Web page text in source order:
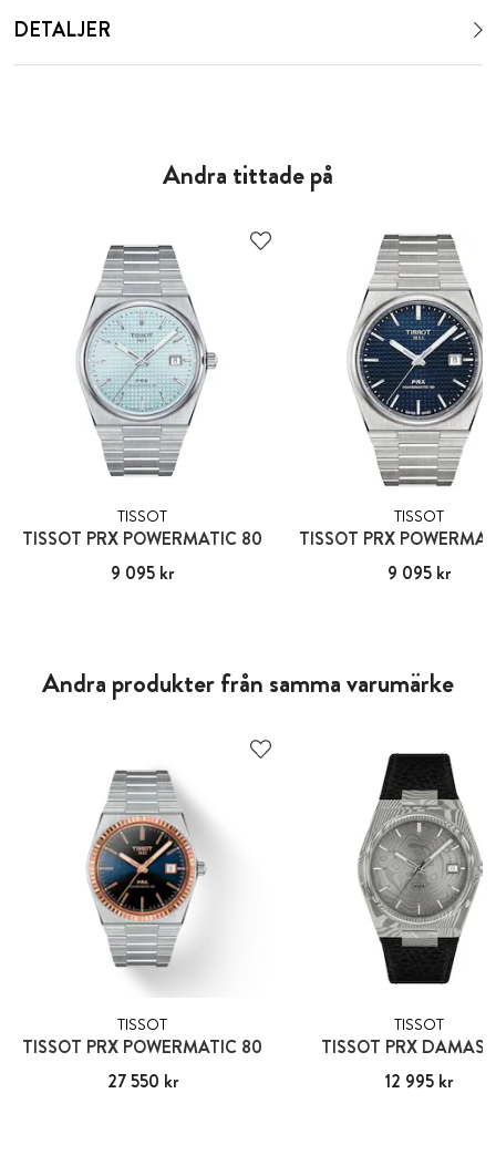
DETALJER
Andra tittade på
TISSOT
TISSOT PRX POWERMATIC 80
Pris :9 095 kr
9 095 kr
TISSOT
TISSOT PRX
Pris :9 095 kr
9 095 kr
Andra produkter från samma varumärke
TISSOT
TISSOT PRX POWERMATIC 80
Pris:27 550 kr
27 550 kr
TISSOT
TISSOT PRX
Pris: 12 995 kr
12 995 kr